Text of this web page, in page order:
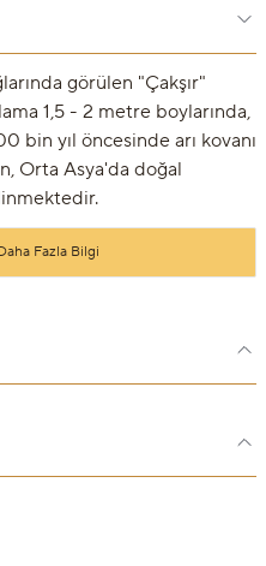
görülen "Çakşır"
1,5 - 2 metre boylarında,
bin yıl öncesinde arı kovanı
Orta Asya'da doğal
Fazla Bilgi